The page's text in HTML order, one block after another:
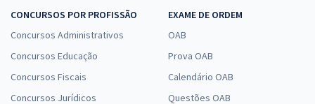
CONCURSOS POR PROFISSÃO
Concursos Administrativos
Concursos Educação
Concursos Fiscais
Concursos Jurídicos
EXAME DE ORDEM
OAB
Prova OAB
Calendário OAB
Questões OAB